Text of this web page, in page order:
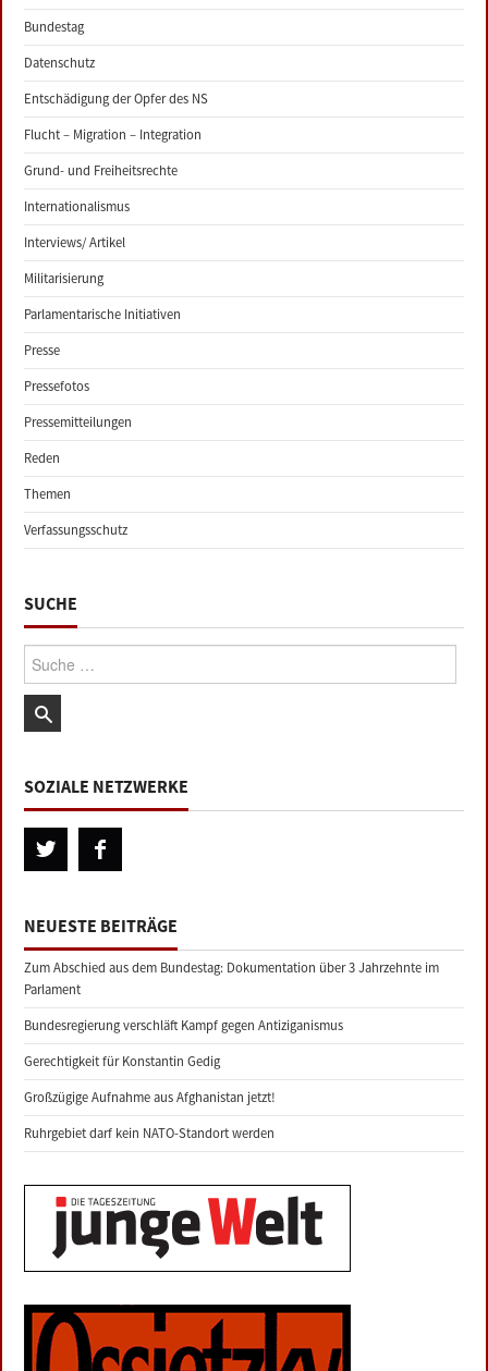
Bundestag
Datenschutz
Entschädigung der Opfer des NS
Flucht – Migration – Integration
Grund- und Freiheitsrechte
Internationalismus
Interviews/ Artikel
Militarisierung
Parlamentarische Initiativen
Presse
Pressefotos
Pressemitteilungen
Reden
Themen
Verfassungsschutz
SUCHE
Suche:
SOZIALE NETZWERKE
NEUESTE BEITRÄGE
Zum Abschied aus dem Bundestag: Dokumentation über 3 Jahrzehnte im
Parlament
Bundesregierung verschläft Kampf gegen Antiziganismus
Gerechtigkeit für Konstantin Gedig
Großzügige Aufnahme aus Afghanistan jetzt!
Ruhrgebiet darf kein NATO-Standort werden